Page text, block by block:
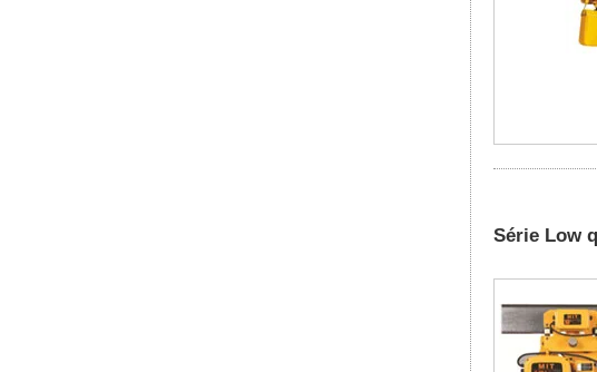
Série Low